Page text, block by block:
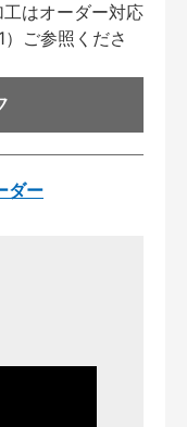
はオーダー対応
ご参照くださ
ダー